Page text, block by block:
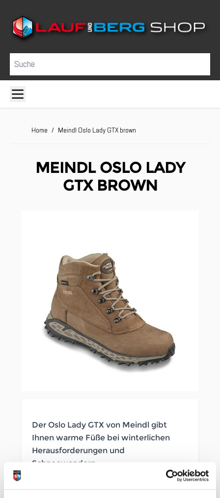
Suche
Home / Meindl Oslo Lady GTX brown
MEINDL OSLO LADY
GTX BROWN
Der Oslo Lady GTX von Meindl gibt
Ihnen warme Füße bei winterlichen
Herausforderungen und
Schneewandern.